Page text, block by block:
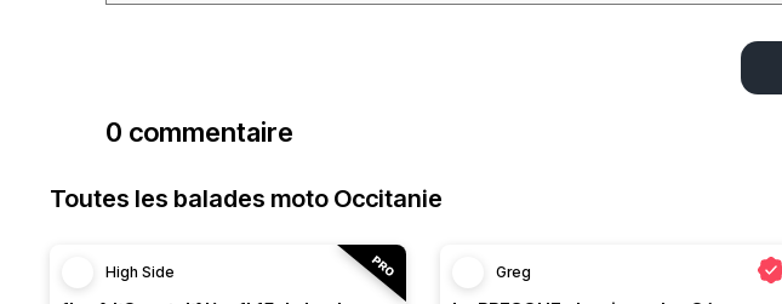
0 commentaire
Toutes les balades moto Occitanie
High Side Greg